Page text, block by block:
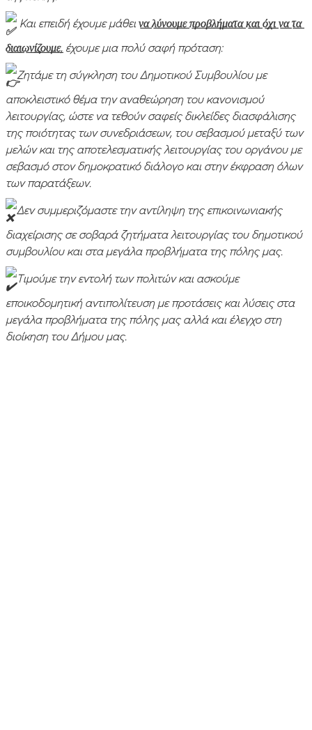
Και επειδή έχουμε μάθει ν̲α̲ λ̲ύ̲ν̲ο̲υ̲μ̲ε̲ π̲ρ̲ο̲β̲λ̲ή̲μ̲α̲τ̲α̲ κ̲α̲ι̲ ό̲χ̲ι̲ ν̲α̲ τ̲α̲
δ̲ι̲α̲ι̲ω̲ν̲ί̲ζ̲ο̲υ̲μ̲ε̲, έχουμε μια πολύ σαφή πρόταση:
Ζητάμε τη σύγκληση του Δημοτικού Συμβουλίου με
αποκλειστικό θέμα την αναθεώρηση του κανονισμού
λειτουργίας, ώστε να τεθούν σαφείς δικλείδες διασφάλισης
της ποιότητας των συνεδριάσεων, του σεβασμού μεταξύ των
μελών και της αποτελεσματικής λειτουργίας του οργάνου με
σεβασμό στον δημοκρατικό διάλογο και στην έκφραση όλων
των παρατάξεων.
Δεν συμμεριζόμαστε την αντίληψη της επικοινωνιακής
διαχείρισης σε σοβαρά ζητήματα λειτουργίας του δημοτικού
συμβουλίου και στα μεγάλα προβλήματα της πόλης μας.
Τιμούμε την εντολή των πολιτών και ασκούμε
εποικοδομητική αντιπολίτευση με προτάσεις και λύσεις στα
μεγάλα προβλήματα της πόλης μας αλλά και έλεγχο στη
διοίκηση του Δήμου μας.